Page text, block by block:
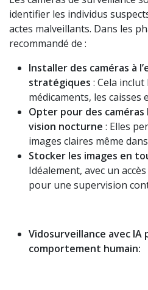
identifier les individus
actes malveillants. Dans les
recommandé de :
Installer des caméras à
stratégiques : Cela inclut
médicaments, les caisses
Opter pour des
vision nocturne : Elles
images claires même
Stocker les images en
Idéalement, avec un
pour une supervision
Vidosurveillance avec IA
comportement humain: